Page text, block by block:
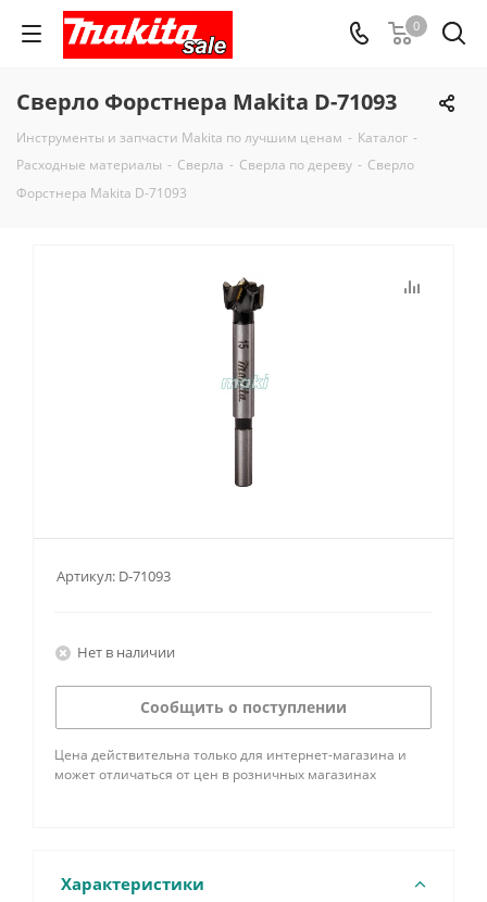
0
Сверло Форстнера Makita D-71093
Инструменты и запчасти Makita по лучшим ценам - Каталог -
Расходные материалы - Сверла - Сверла по дереву - Сверло
Форстнера Makita D-71093
Артикул: D-71093
Нет в наличии
Сообщить о поступлении
Цена действительна только для интернет-магазина и
может отличаться от цен в розничных магазинах
Характеристики